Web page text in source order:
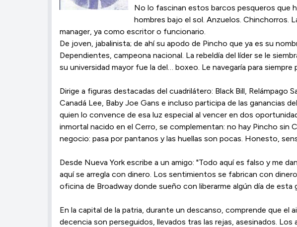
No lo fascinan estos barcos pesqueros que
hombres bajo el sol. Anzuelos. Chinchorros.
manager, ya como escritor o funcionario.
De joven, jabalinista; de ahí su apodo de Pincho que ya es su
Dependientes, campeona nacional. La rebeldía del líder se le
su universidad mayor fue la del… boxeo. Le navegaría para siempre
Dirige a figuras destacadas del cuadrilátero: Black Bill,
Canadá Lee, Baby Joe Gans e incluso participa de las ganancias
quien lo convence de esa luz especial al vencer en dos
inmortal nacido en el Cerro, se complementan: no hay Pincho
negocio: pasa por pantanos y las huellas son pocas. Honesto,
Desde Nueva York escribe a un amigo: "Todo aquí es falso y me
aquí se arregla con dinero. Los sentimientos se fabrican con
oficina de Broadway donde sueño con liberarme algún día de esta
En la capital de la patria, durante un descanso, comprende que
decencia son perseguidos, llevados tras las rejas, asesinados.